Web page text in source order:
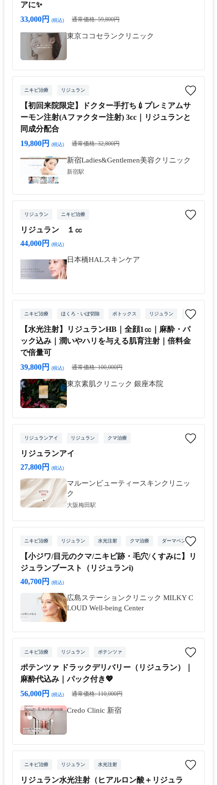
アに✨
33,000円
(税込) 通常価格: 59,800円
東京ココセランクリニック
ニキビ治療 リジュラン
【初回来院限定】ドクター手打ち💉プレミアムサ
ーモン注射(Aファクター注射) 3cc｜リジュランと
同成分配合
19,800円
(税込) 通常価格: 32,800円
新宿Ladies&Gentlemen美容クリニック
新宿駅
リジュラン ニキビ治療
リジュラン １㏄
44,000円
(税込)
日本橋HALスキンケア
ニキビ治療 ほくろ・いぼ切除 ボトックス リジュラン 水光注射
【水光注射】リジュランHB｜全顔1㏄｜麻酔・パ
ック込み｜潤いやハリを与える肌育注射｜倍料金
で倍量可
39,800円
(税込) 通常価格: 100,000円
東京素肌クリニック 銀座本院
リジュランアイ リジュラン クマ治療
リジュランアイ
27,800円
(税込)
マルーンビューティースキンクリニッ
ク
大阪梅田駅
ニキビ治療 リジュラン 水光注射 クマ治療 ダーマペン
【小ジワ/目元のクマ/ニキビ跡・毛穴/くすみに】リ
ジュランブースト（リジュランi)
40,700円
(税込)
広島ステーションクリニック MILKY C
LOUD Well-being Center
ニキビ治療 リジュラン ポテンツァ
ポテンツァ ドラックデリバリー（リジュラン）｜
麻酔代込み｜パック付き💖
56,000円
(税込) 通常価格: 110,000円
Credo Clinic 新宿
ニキビ治療 リジュラン 水光注射
リジュラン水光注射（ヒアルロン酸＋リジュラ